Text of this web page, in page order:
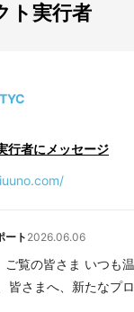
ト実行者
行者にメッセージ
ート2026.06.06
・応援をいただき、誠にありがとうございま
皆さまへ、新たなプ